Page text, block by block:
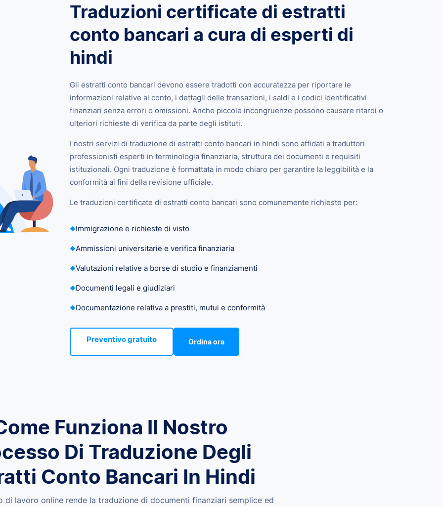
Traduzioni certificate di estratti
conto bancari a cura di esperti di
hindi
Gli estratti conto bancari devono essere tradotti con accuratezza per riportare le
informazioni relative al conto, i dettagli delle transazioni, i saldi e i codici identificativi
finanziari senza errori o omissioni. Anche piccole incongruenze possono causare ritardi o
ulteriori richieste di verifica da parte degli istituti.
I nostri servizi di traduzione di estratti conto bancari in hindi sono affidati a traduttori
professionisti esperti in terminologia finanziaria, struttura dei documenti e requisiti
istituzionali. Ogni traduzione è formattata in modo chiaro per garantire la leggibilità e la
conformità ai fini della revisione ufficiale.
Le traduzioni certificate di estratti conto bancari sono comunemente richieste per:
Immigrazione e richieste di visto
Ammissioni universitarie e verifica finanziaria
Valutazioni relative a borse di studio e finanziamenti
Documenti legali e giudiziari
Documentazione relativa a prestiti, mutui e conformità
Preventivo gratuito Ordina ora
Funziona Il Nostro
Di Traduzione Degli
Conto Bancari In Hindi
di lavoro online rende la traduzione di documenti finanziari semplice ed